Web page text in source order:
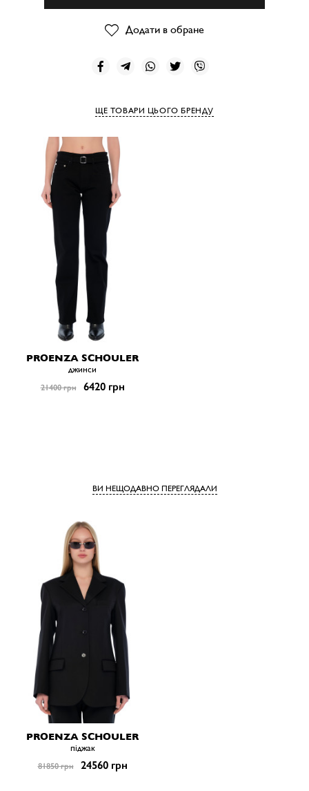
Додати в обране
ЩЕ ТОВАРИ ЦЬОГО БРЕНДУ
PROENZA SCHOULER
джинси
21400 грн 6420 грн
ВИ НЕЩОДАВНО ПЕРЕГЛЯДАЛИ
PROENZA SCHOULER
піджак
81850 грн 24560 грн